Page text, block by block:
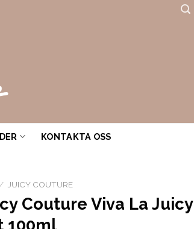
KONTAKTA OSS
/ JUICY COUTURE
Couture Viva La Juicy
100ml